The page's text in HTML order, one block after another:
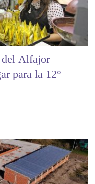
del Alfajor
para la 12°